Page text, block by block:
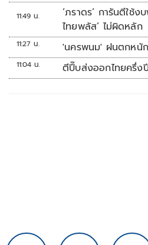
11:49 น.
‘ภราดร’ การันตีใช้ง
ไทยพลัส’ ไม่ผิดหลัก
11:27 น. 'นครพนม' ฝนตกหนั
11:04 น. ตีปี๊บส่งออกไทยครึ่ง